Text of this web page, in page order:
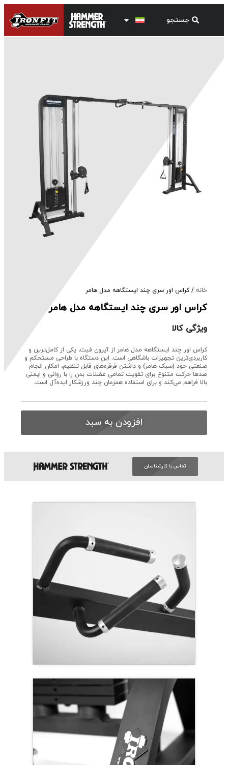
خانه / کراس اور سری چند ایستگاهه مدل هامر
کراس اور سری چند ایستگاهه مدل هامر
ویژگی کالا
کراس اور چند ایستگاهه مدل هامر از آیرون فیت، یکی از کامل‌ترین و
کاربردی‌ترین تجهیزات باشگاهی است. این دستگاه با طراحی مستحکم و
صنعتی خود (سبک هامر) و داشتن قرقره‌های قابل تنظیم، امکان انجام
صدها حرکت متنوع برای تقویت تمامی عضلات بدن را با روانی و ایمنی
بالا فراهم می‌کند و برای استفاده همزمان چند ورزشکار ایده‌آل است.
افزودن به سبد
تماس با کارشناسان